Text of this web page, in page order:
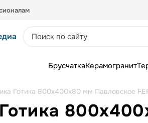
БрусчаткаКерамогранит
Готика 800х400х80 мм Павловское